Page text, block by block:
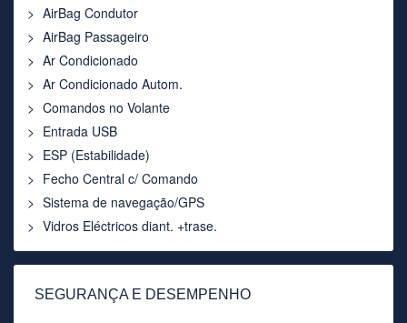
AirBag Condutor
AirBag Passageiro
Ar Condicionado
Ar Condicionado Autom.
Comandos no Volante
Entrada USB
ESP (Estabilidade)
Fecho Central c/ Comando
Sistema de navegação/GPS
Vidros Eléctricos diant. +trase.
SEGURANÇA E DESEMPENHO